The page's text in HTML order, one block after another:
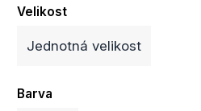
Velikost
Jednotná velikost
Barva